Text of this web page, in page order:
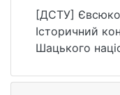
вимір.
раціональне
ресурсів, 3(2),
https://doi.org/
1/13
[ДСТУ]
Історичний
Шацького
раціональне